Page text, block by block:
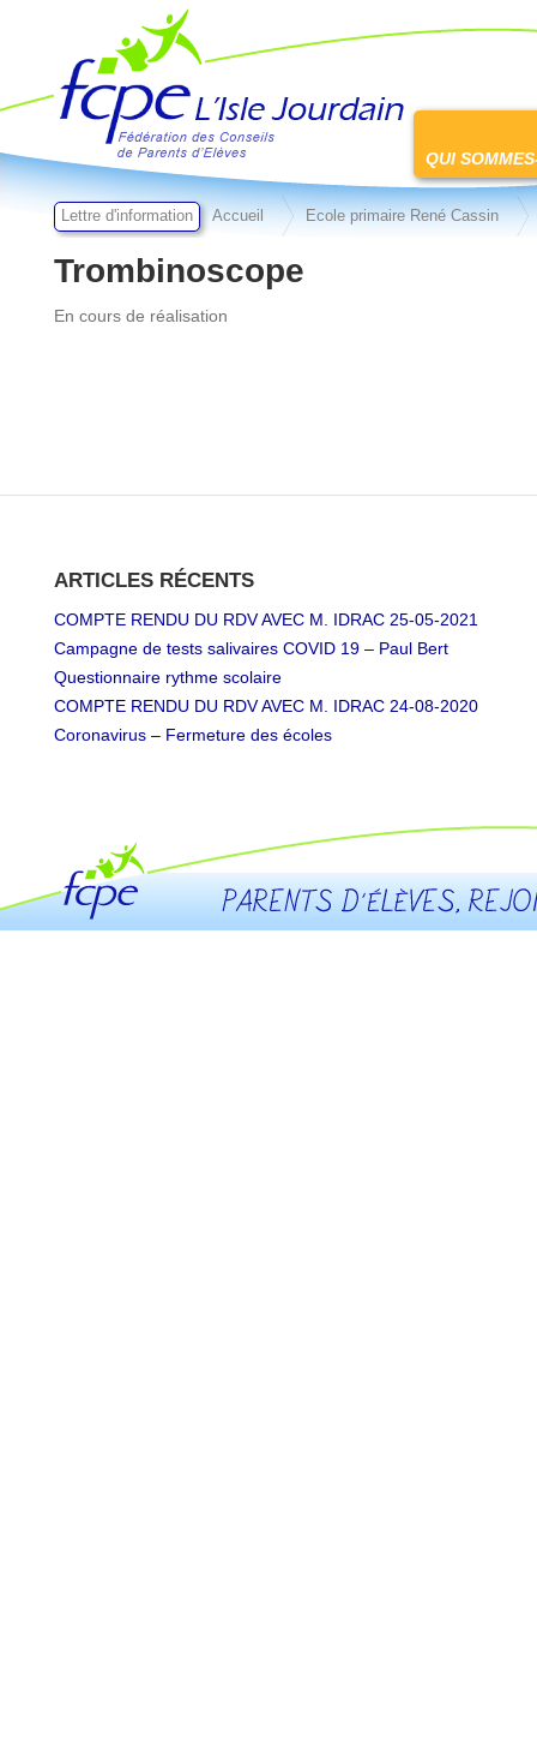
FCPE L'isle jourdain
au
contenu
QUI
Lettre d'information Accueil Ecole primaire René Cassin
Trombinoscope
En cours de réalisation
ARTICLES RÉCENTS
COMPTE RENDU DU RDV AVEC M. IDRAC 25-05-2021
Campagne de tests salivaires COVID 19 – Paul Bert
Questionnaire rythme scolaire
COMPTE RENDU DU RDV AVEC M. IDRAC 24-08-2020
Coronavirus – Fermeture des écoles